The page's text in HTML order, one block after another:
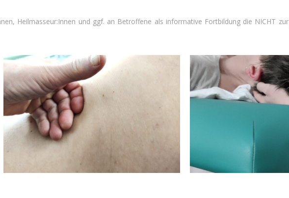
Heilmasseur:Innen und ggf. an Betroffene als informative Fortbildung die NICHT